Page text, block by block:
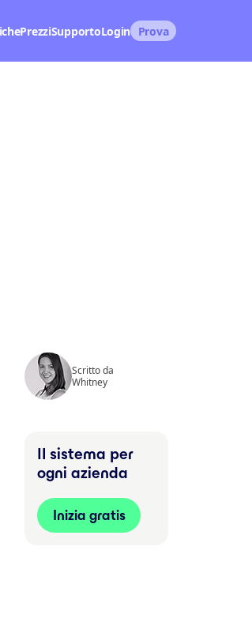
PrezziSupportoLogin Prova
Scritto da
Whitney
Il sistema per
ogni azienda
Inizia gratis